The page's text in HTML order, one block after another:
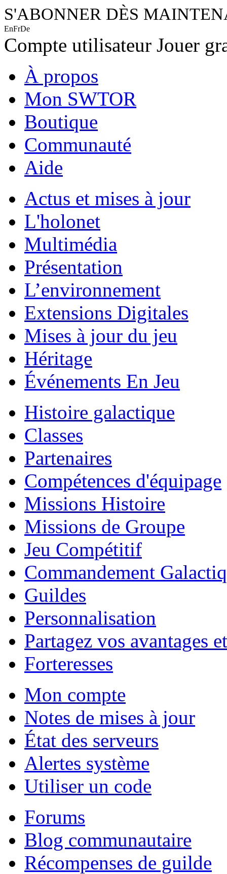
S'ABONNER DÈS
EnFrDe
Compte utilisateur Jouer
À propos
Mon SWTOR
Boutique
Communauté
Aide
Actus et mises à jour
L'holonet
Multimédia
Présentation
L’environnement
Extensions Digitales
Mises à jour du jeu
Héritage
Événements En Jeu
Histoire galactique
Classes
Partenaires
Compétences d'équipage
Missions Histoire
Missions de Groupe
Jeu Compétitif
Commandement
Guildes
Personnalisation
Partagez vos avantages
Forteresses
Mon compte
Notes de mises à jour
État des serveurs
Alertes système
Utiliser un code
Forums
Blog communautaire
Récompenses de guilde